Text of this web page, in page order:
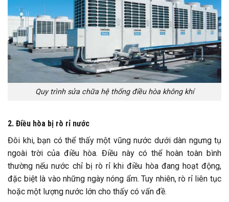
Quy trình sửa chữa hệ thống điều hòa không khí
2. Điều hòa bị rò rỉ nước
Đôi khi, bạn có thể thấy một vũng nước dưới dàn ngưng tụ
ngoài trời của điều hòa. Điều này có thể hoàn toàn bình
thường nếu nước chỉ bị rò rỉ khi điều hòa đang hoạt động,
đặc biệt là vào những ngày nóng ẩm. Tuy nhiên, rò rỉ liên tục
hoặc một lượng nước lớn cho thấy có vấn đề.